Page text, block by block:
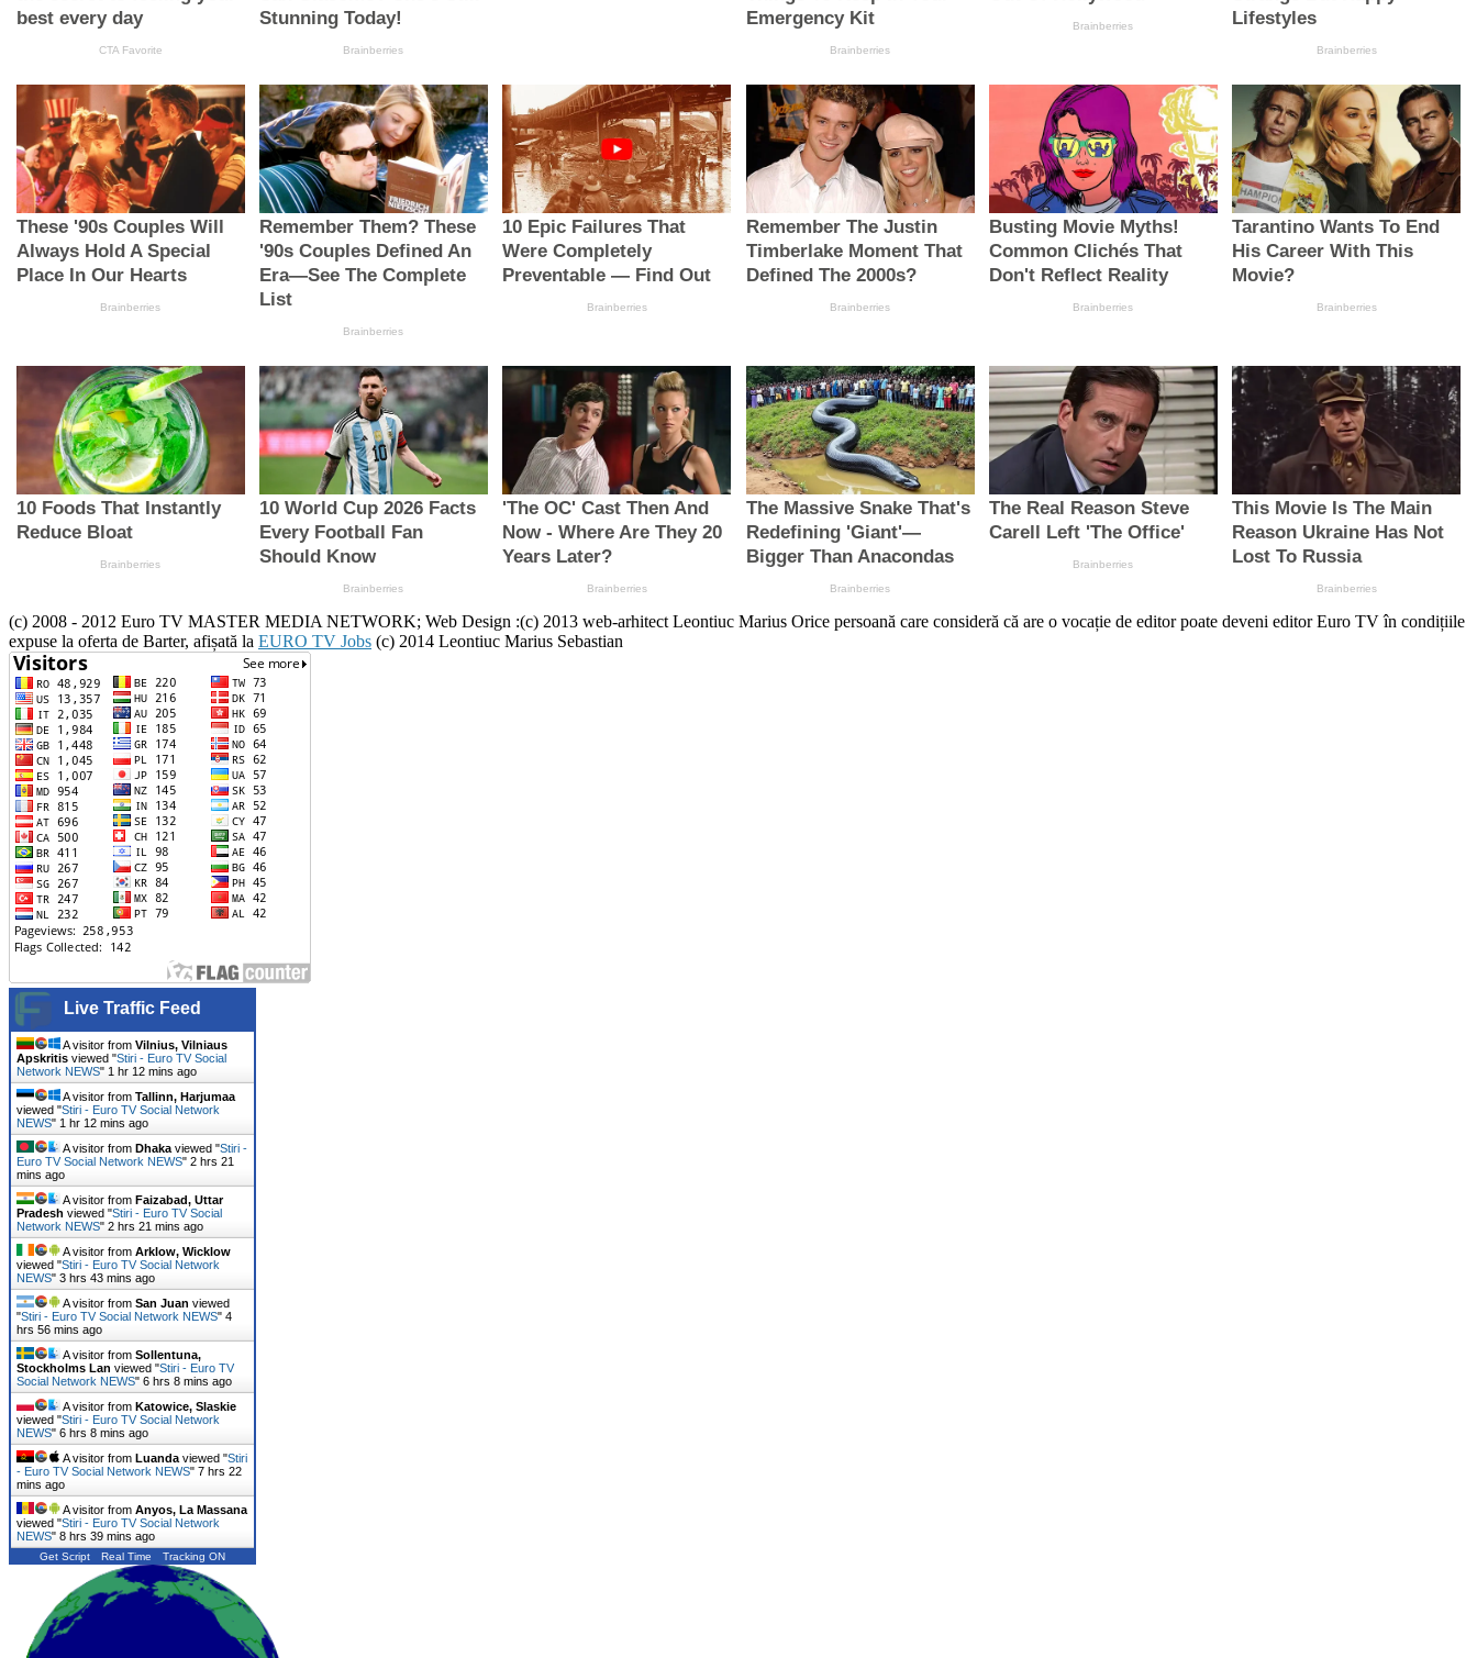
(c) 2008 - 2012 Euro TV MASTER MEDIA NETWORK; Web Design :(c) 2013 web-arhitect Leontiuc Marius Orice persoană care consideră că are o vocație de editor poate deveni editor Euro TV în condițiile
expuse la oferta de Barter, afișată la EURO TV Jobs (c) 2014 Leontiuc Marius Sebastian
Live Traffic Feed
A visitor from Vilnius, Vilniaus
Apskritis viewed "Stiri - Euro TV Social
Network NEWS" 1 hr 12 mins ago
A visitor from Tallinn, Harjumaa
viewed "Stiri - Euro TV Social Network
NEWS" 1 hr 12 mins ago
A visitor from Dhaka viewed "Stiri -
Euro TV Social Network NEWS" 2 hrs 21
mins ago
A visitor from Faizabad, Uttar
Pradesh viewed "Stiri - Euro TV Social
Network NEWS" 2 hrs 21 mins ago
A visitor from Arklow, Wicklow
viewed "Stiri - Euro TV Social Network
NEWS" 3 hrs 43 mins ago
A visitor from San Juan viewed
"Stiri - Euro TV Social Network NEWS" 4
hrs 56 mins ago
A visitor from Sollentuna,
Stockholms Lan viewed "Stiri - Euro TV
Social Network NEWS" 6 hrs 8 mins ago
A visitor from Katowice, Slaskie
viewed "Stiri - Euro TV Social Network
NEWS" 6 hrs 8 mins ago
A visitor from Luanda viewed "Stiri
- Euro TV Social Network NEWS" 7 hrs 22
mins ago
A visitor from Anyos, La Massana
viewed "Stiri - Euro TV Social Network
NEWS" 8 hrs 39 mins ago
Get Script Real Time Tracking ON